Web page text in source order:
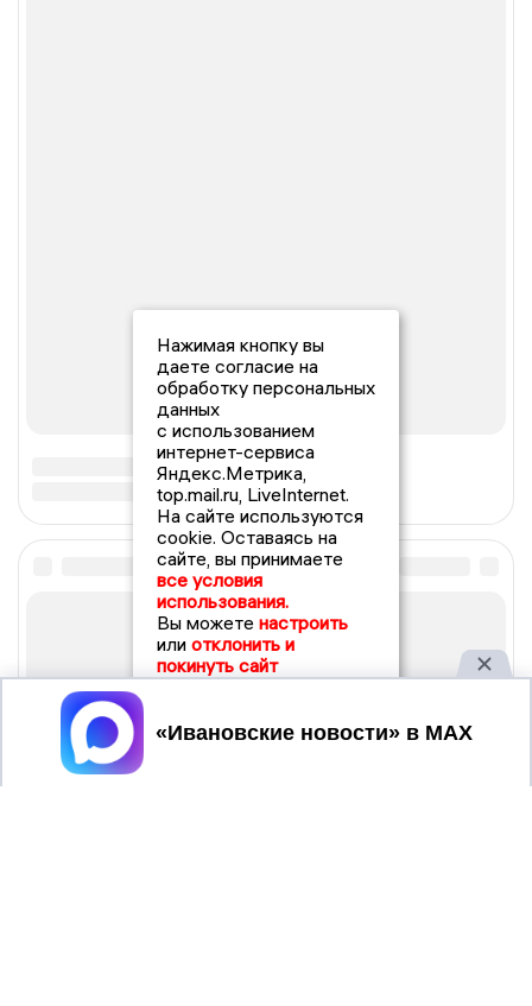
Нажимая кнопку вы
даете согласие на
обработку персональных
данных
с использованием
интернет-сервиса
Яндекс.Метрика,
top.mail.ru, LiveInternet.
На сайте используются
cookie. Оставаясь на
сайте, вы принимаете
все условия
использования.
Вы можете настроить
или отклонить и
покинуть сайт
Принять